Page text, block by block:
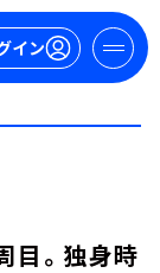
イン
目。独身時